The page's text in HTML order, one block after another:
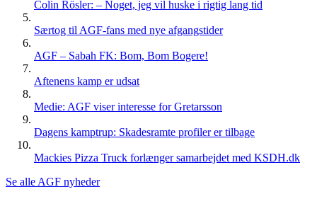
Colin Rösler: – Noget, jeg vil huske i rigtig lang tid
Særtog til AGF-fans med nye afgangstider
AGF – Sabah FK: Bom, Bom Bogere!
Aftenens kamp er udsat
Medie: AGF viser interesse for Gretarsson
Dagens kamptrup: Skadesramte profiler er tilbage
Mackies Pizza Truck forlænger samarbejdet med KSDH.dk
Se alle AGF nyheder